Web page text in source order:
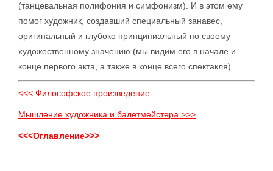
(танцевальная полифония и симфонизм). И в этом ему
помог художник, создавший специальный занавес,
оригинальный и глубоко принципиальный по своему
художественному значению (мы видим его в начале и
конце первого акта, а также в конце всего спектакля).
<<< Философское произведение
Мышление художника и балетмейстера >>>
<<<Оглавление>>>